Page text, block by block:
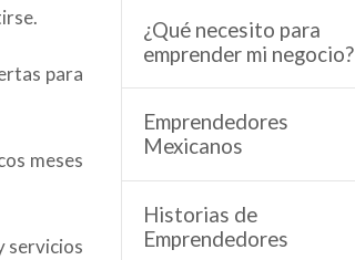
para
meses
servicios
¿Qué necesito para
emprender mi negocio?
Emprendedores
Mexicanos
Historias de
Emprendedores